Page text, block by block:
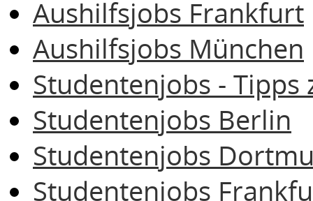
Aushilfsjobs Frankfurt
Aushilfsjobs München
Studentenjobs - Tipps
Studentenjobs Berlin
Studentenjobs
Studentenjobs